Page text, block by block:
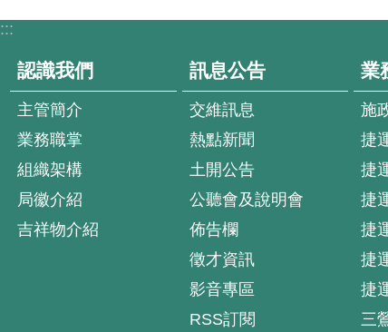
:::
認識我們
主管簡介
業務職掌
組織架構
局徽介紹
吉祥物介紹
訊息公告
交維訊息
熱點新聞
土開公告
公聽會及說明會
佈告欄
徵才資訊
影音專區
RSS訂閱
業
施
捷
捷
捷
捷
捷
捷
三